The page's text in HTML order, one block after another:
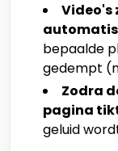
Video's
bepaalde
gedempt
Zodra
pagina
geluid